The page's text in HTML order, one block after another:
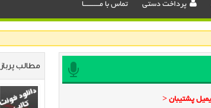
پرداخت دستی تماس با مـــــــــا
پشتیبان <
مطالب